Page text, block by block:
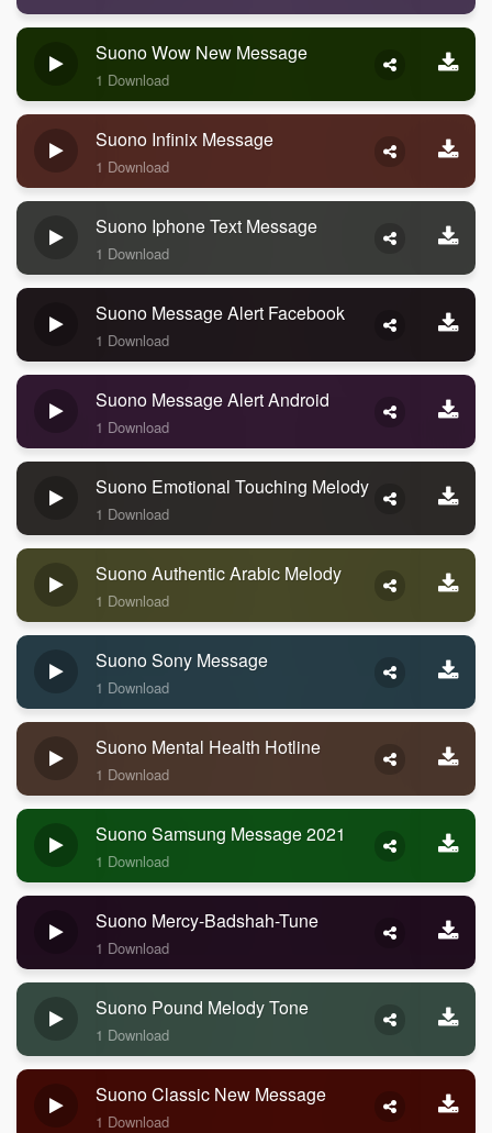
Suono Wow New Message
1 Download
Suono Infinix Message
1 Download
Suono Iphone Text Message
1 Download
Suono Message Alert Facebook
1 Download
Suono Message Alert Android
1 Download
Suono Emotional Touching Melody
1 Download
Suono Authentic Arabic Melody
1 Download
Suono Sony Message
1 Download
Suono Mental Health Hotline
1 Download
Suono Samsung Message 2021
1 Download
Suono Mercy-Badshah-Tune
1 Download
Suono Pound Melody Tone
1 Download
Suono Classic New Message
1 Download